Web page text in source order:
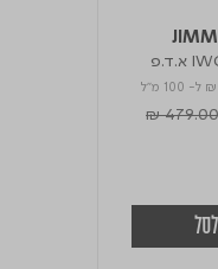
₪ ל- 100 מ"ל
Price
₪